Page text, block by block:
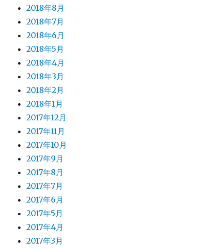
2018年8月
2018年7月
2018年6月
2018年5月
2018年4月
2018年3月
2018年2月
2018年1月
2017年12月
2017年11月
2017年10月
2017年9月
2017年8月
2017年7月
2017年6月
2017年5月
2017年4月
2017年3月